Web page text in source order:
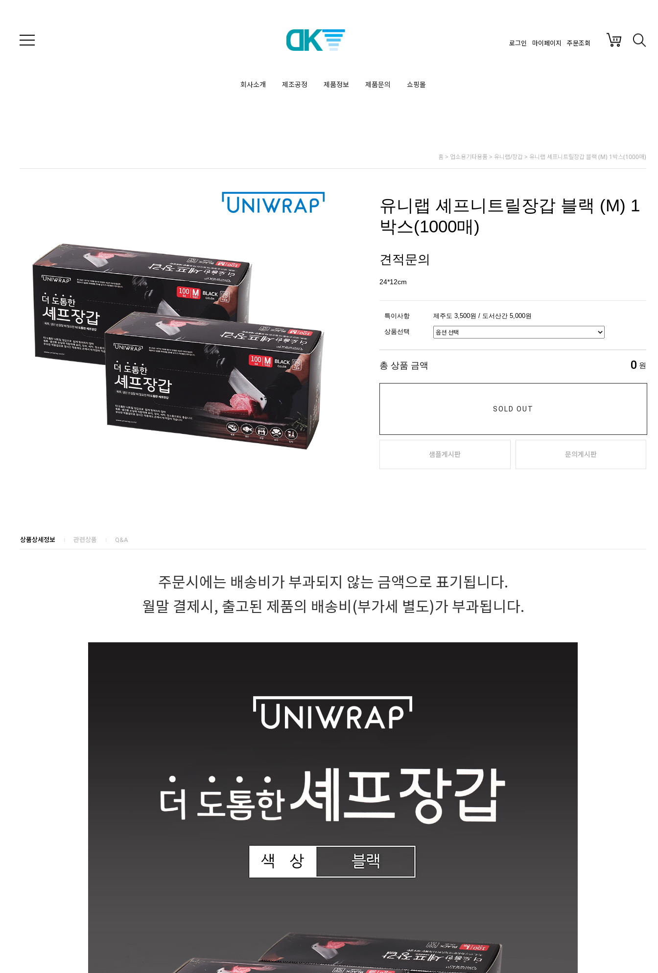
로그인 마이페이지 주문조회
회사소개 제조공정 제품정보 제품문의 쇼핑몰
홈 > 업소용기타용품> 유니랩/장갑> 유니랩 셰프니트릴장갑 블랙 (M) 1박스(1000매)
유니랩 셰프니트릴장갑 블랙 (M) 1
박스(1000매)
견적문의
24*12cm
특이사항 제주도 3,500원 / 도서산간 5,000원
상품선택
총 상품 금액 0 원
SOLD OUT
샘플게시판 문의게시판
상품상세정보 관련상품 Q&A
주문시에는 배송비가 부과되지 않는 금액으로 표기됩니다.
월말 결제시, 출고된 제품의 배송비(부가세 별도)가 부과됩니다.